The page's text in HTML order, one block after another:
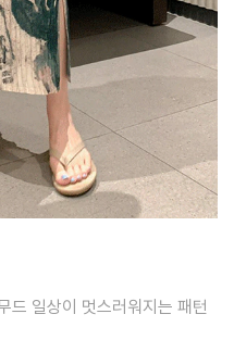
드 일상이 멋스러워지는 패턴